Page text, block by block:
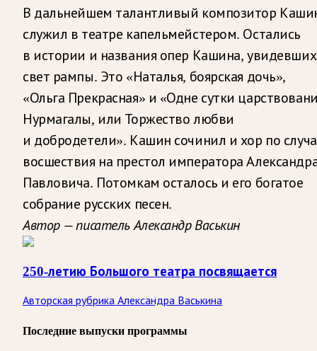
В дальнейшем талантливый композитор
служил в театре капельмейстером. Остались
в истории и названия опер Кашина, увидевших
свет рампы. Это «Наталья, боярская дочь»,
«Ольга Прекрасная» и «Одне сутки
Нурмагалы, или Торжество любви
и добродетели». Кашин сочинил и хор по
восшествия на престол императора
Павловича. Потомкам осталось и его богатое
собрание русских песен.
Автор — писатель Александр Васькин
250-летию Большого театра посвящается
Авторская рубрика Александра Васькина
Последние выпуски программы